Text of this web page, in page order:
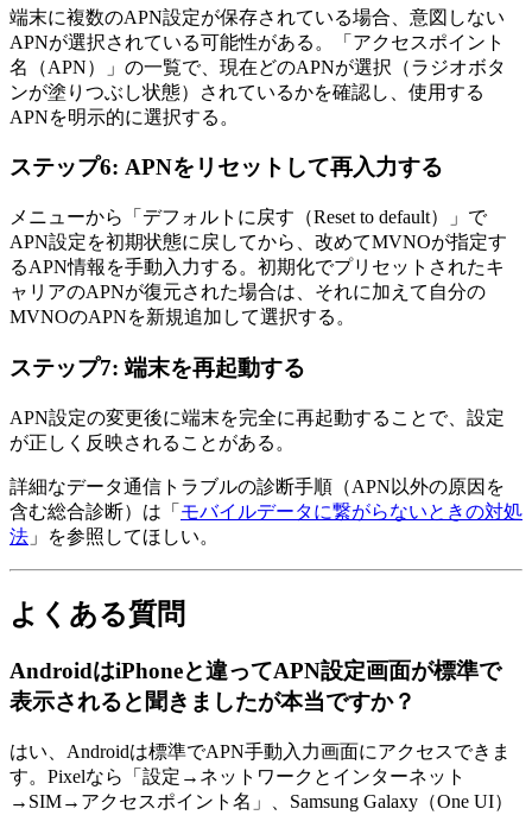
端末に複数のAPN設定が保存されている場合、意図しない
APNが選択されている可能性がある。「アクセスポイント
名（APN）」の一覧で、現在どのAPNが選択（ラジオボタ
ンが塗りつぶし状態）されているかを確認し、使用する
APNを明示的に選択する。
ステップ6: APNをリセットして再入力する
メニューから「デフォルトに戻す（Reset to default）」で
APN設定を初期状態に戻してから、改めてMVNOが指定す
るAPN情報を手動入力する。初期化でプリセットされたキ
ャリアのAPNが復元された場合は、それに加えて自分の
MVNOのAPNを新規追加して選択する。
ステップ7: 端末を再起動する
APN設定の変更後に端末を完全に再起動することで、設定
が正しく反映されることがある。
詳細なデータ通信トラブルの診断手順（APN以外の原因を
含む総合診断）は「 モバイルデータに繋がらないときの対処
法 」を参照してほしい。
よくある質問
AndroidはiPhoneと違ってAPN設定画面が標準で
表示されると聞きましたが本当ですか？
はい、Androidは標準でAPN手動入力画面にアクセスできま
す。Pixelなら「設定→ネットワークとインターネット
→SIM→アクセスポイント名」、Samsung Galaxy（One UI）